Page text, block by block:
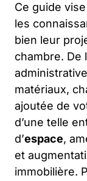
Ce guide
les
bien leur
chambre. De
matériaux,
ajoutée de
d’une telle
d’espace,
et
immobilière.